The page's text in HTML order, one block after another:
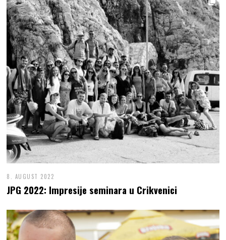
8. AUGUST 2022
JPG 2022: Impresije seminara u Crikvenici